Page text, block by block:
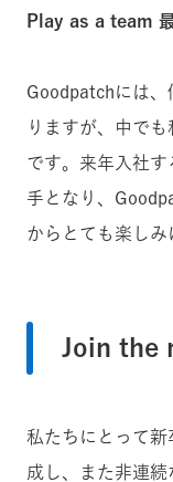
Play as a team
Goodpatchには、
りますが、中でも
です。来年入社す
手となり、
からとても楽しみ
Join the
私たちにとって
成し、また非連